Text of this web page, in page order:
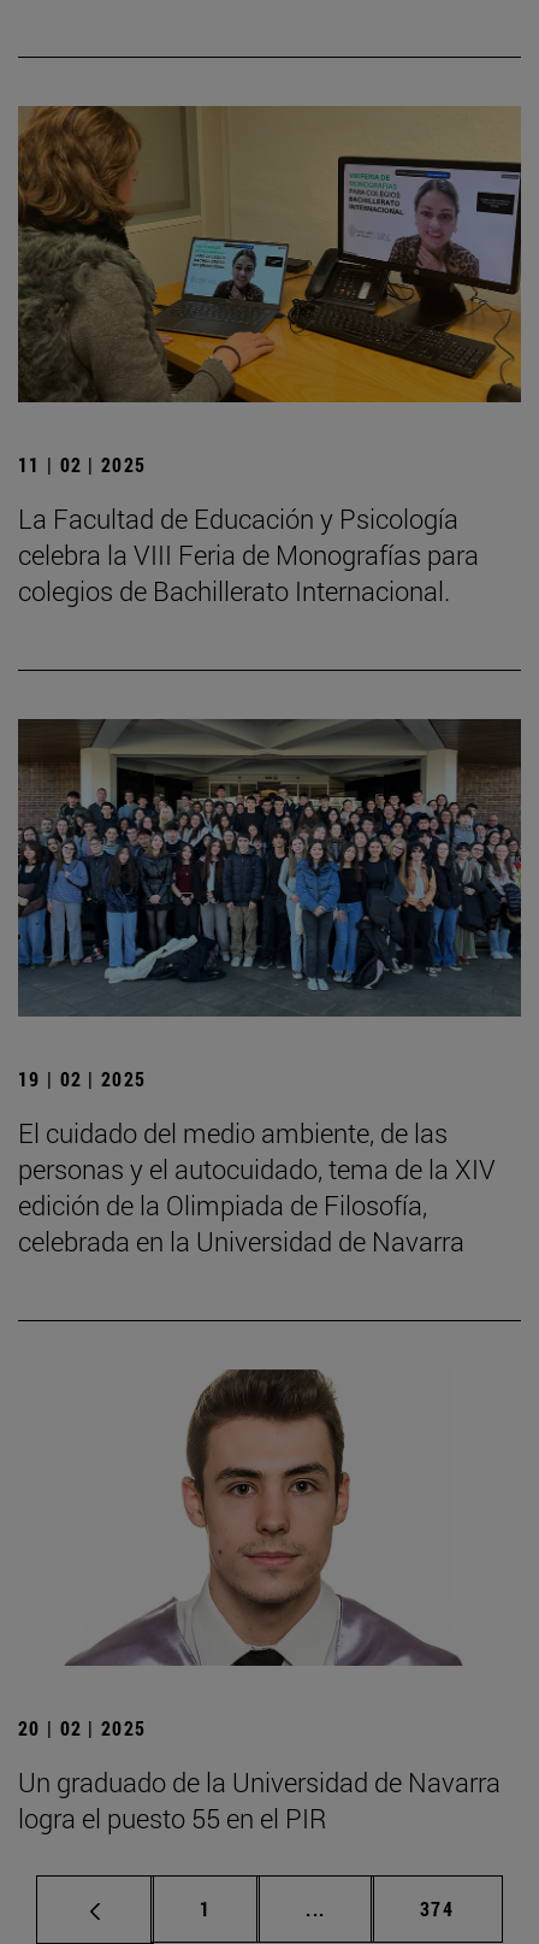
11 | 02 | 2025
La Facultad de Educación y Psicología
celebra la VIII Feria de Monografías para
colegios de Bachillerato Internacional.
19 | 02 | 2025
El cuidado del medio ambiente, de las
personas y el autocuidado, tema de la XIV
edición de la Olimpiada de Filosofía,
celebrada en la Universidad de Navarra
20 | 02 | 2025
Un graduado de la Universidad de Navarra
logra el puesto 55 en el PIR
Página
1 ... Páginas intermedias
Página
374